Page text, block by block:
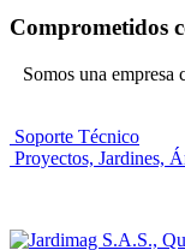
Comprometidos
Somos una
Soporte Técnico
Proyectos, Jardines,